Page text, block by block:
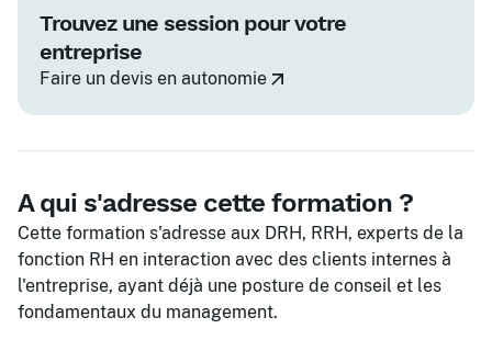
Trouvez une session pour votre
entreprise
Faire un devis en autonomie
A qui s'adresse cette formation ?
Cette formation s'adresse aux DRH, RRH, experts de la
fonction RH en interaction avec des clients internes à
l'entreprise, ayant déjà une posture de conseil et les
fondamentaux du management.